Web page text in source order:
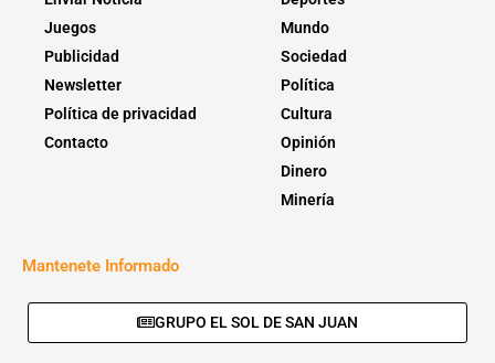
Juegos
Publicidad
Newsletter
Política de privacidad
Contacto
Mundo
Sociedad
Política
Cultura
Opinión
Dinero
Minería
Mantenete Informado
GRUPO EL SOL DE SAN JUAN